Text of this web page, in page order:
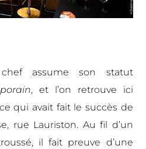
assume son statut
, et l’on retrouve ici
qui avait fait le succès de
rue Lauriston. Au fil d’un
il fait preuve d’une